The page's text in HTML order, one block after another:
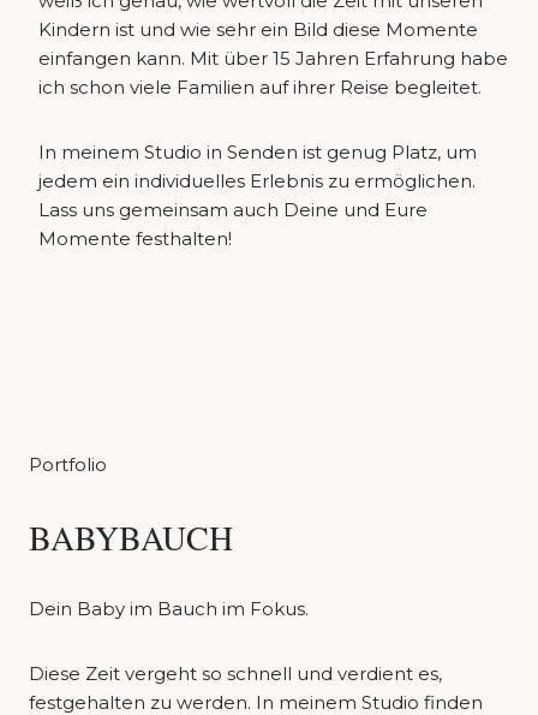
Kindern ist und wie sehr ein Bild diese Momente
einfangen kann. Mit über 15 Jahren Erfahrung habe
ich schon viele Familien auf ihrer Reise begleitet.
In meinem Studio in Senden ist genug Platz, um
jedem ein individuelles Erlebnis zu ermöglichen.
Lass uns gemeinsam auch Deine und Eure
Momente festhalten!
Portfolio
BABYBAUCH
Dein Baby im Bauch im Fokus.
Diese Zeit vergeht so schnell und verdient es,
festgehalten zu werden. In meinem Studio finden